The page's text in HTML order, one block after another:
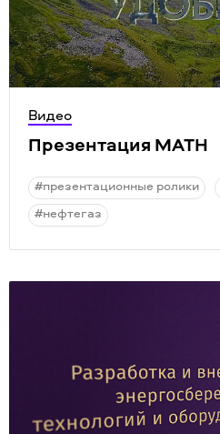
Видео
Презентация МАТН
#презентационные ролики
#нефтегаз